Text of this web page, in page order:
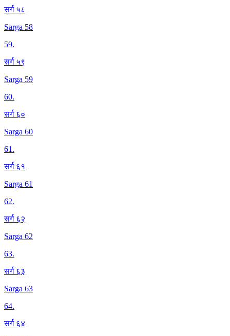
सर्ग ५८
Sarga 58
59.
सर्ग ५९
Sarga 59
60.
सर्ग ६०
Sarga 60
61.
सर्ग ६१
Sarga 61
62.
सर्ग ६२
Sarga 62
63.
सर्ग ६३
Sarga 63
64.
सर्ग ६४